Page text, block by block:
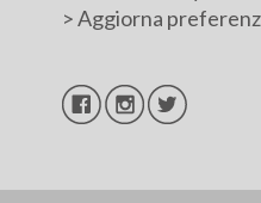
>Aggiorna